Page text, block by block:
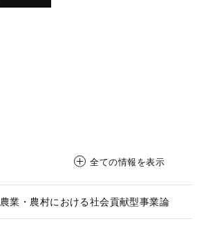
全ての情報を表示
農業・農村における社会貢献型事業論